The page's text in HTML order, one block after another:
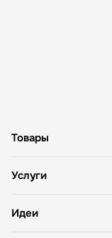
Товары
Услуги
Идеи